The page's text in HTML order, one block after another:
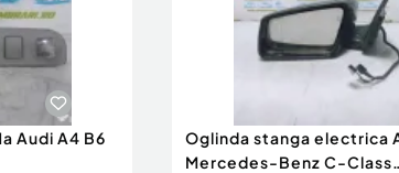
Audi A4 B6
Oglinda stanga electrica
Mercedes-Benz C-Class